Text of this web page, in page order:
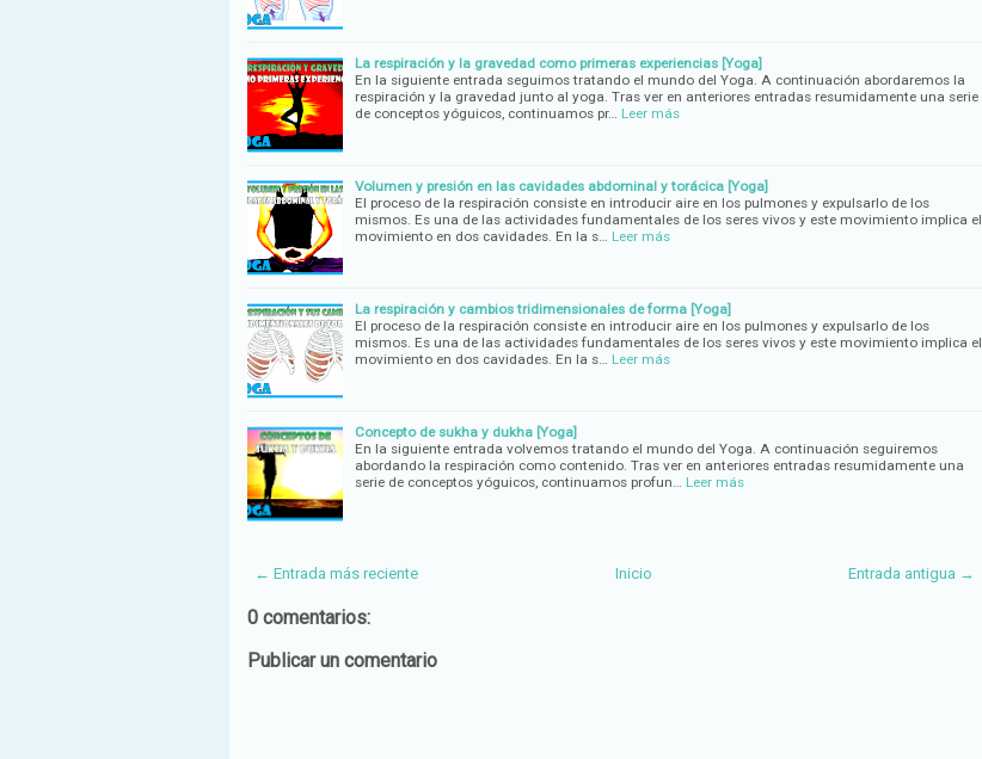
La respiración y la gravedad como primeras experiencias [Yoga]
En la siguiente entrada seguimos tratando el mundo del Yoga. A continuación abordaremos la
respiración y la gravedad junto al yoga. Tras ver en anteriores entradas resumidamente una serie
de conceptos yóguicos, continuamos pr…
Leer más
Volumen y presión en las cavidades abdominal y torácica [Yoga]
El proceso de la respiración consiste en introducir aire en los pulmones y expulsarlo de los
mismos. Es una de las actividades fundamentales de los seres vivos y este movimiento implica el
movimiento en dos cavidades. En la s…
Leer más
La respiración y cambios tridimensionales de forma [Yoga]
El proceso de la respiración consiste en introducir aire en los pulmones y expulsarlo de los
mismos. Es una de las actividades fundamentales de los seres vivos y este movimiento implica el
movimiento en dos cavidades. En la s…
Leer más
Concepto de sukha y dukha [Yoga]
En la siguiente entrada volvemos tratando el mundo del Yoga. A continuación seguiremos
abordando la respiración como contenido. Tras ver en anteriores entradas resumidamente una
serie de conceptos yóguicos, continuamos profun…
Leer más
← Entrada más reciente Entrada antigua →
Inicio
0 comentarios:
Publicar un comentario